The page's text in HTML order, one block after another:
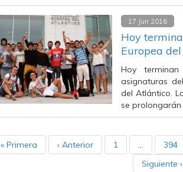
17 Jun 2016
Hoy
Europea
Hoy
asignaturas
del Atlántico.
se
« Primera ‹ Anterior 1 … 394
Siguiente ›